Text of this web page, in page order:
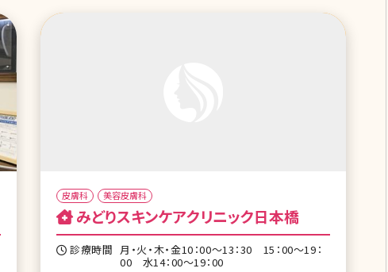
皮膚科 美容皮膚科
みどりスキンケアクリニック日本橋
診療時間 月・火・木・金10：00～13：30 15：00～19：
00 水14：00～19：00